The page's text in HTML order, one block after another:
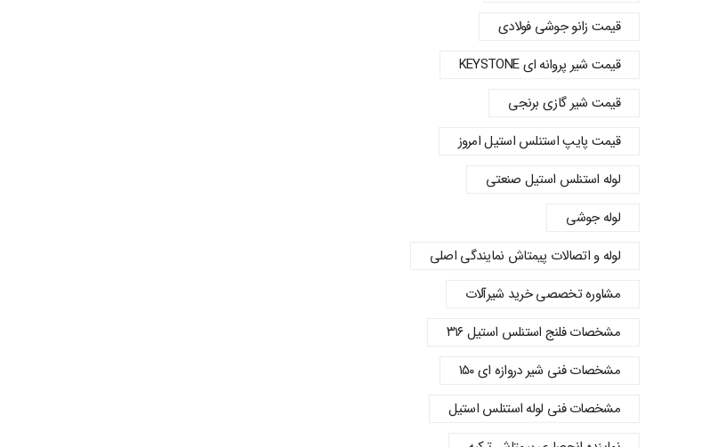
قیمت زانو جوشی فولادی
قیمت شیر پروانه‌ ای KEYSTONE
قیمت شیر گازی برنجی
قیمت پایپ استنلس استیل امروز
لوله استنلس استیل صنعتی
لوله جوشی
لوله و اتصالات پیمتاش نمایندگی اصلی
مشاوره تخصصی خرید شیرآلات
مشخصات فلنج استنلس استیل ۳۱۶
مشخصات فنی شیر دروازه ای ۱۵۰
مشخصات فنی لوله استنلس استیل